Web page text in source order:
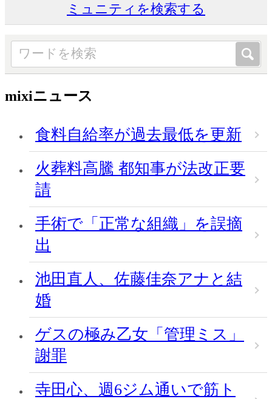
ミュニティを検索する
mixiニュース
食料自給率が過去最低を更新
火葬料高騰 都知事が法改正要
請
手術で「正常な組織」を誤摘
出
池田直人、佐藤佳奈アナと結
婚
ゲスの極み乙女「管理ミス」
謝罪
寺田心、週6ジム通いで筋ト